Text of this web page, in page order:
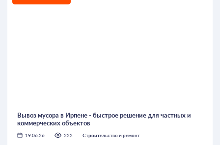
Вывоз мусора в Ирпене - быстрое решение для частных и
коммерческих объектов
19.06.26 222 Строительство и ремонт